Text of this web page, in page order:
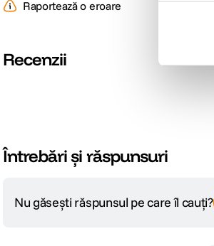
Raportează o eroare
Recenzii
Întrebări și răspunsuri
Nu găsești răspunsul pe care îl cauți?